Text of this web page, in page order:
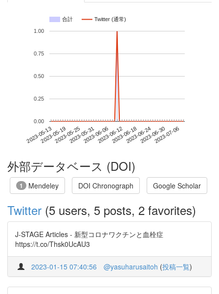
合計 Twitter (通常)
2023-05-132023-05-192023-05-252023-05-312023-06-062023-06-122023-06-182023-06-242023-06-302023-07-06
0.00
0.25
0.50
0.75
1.00
外部データベース (DOI)
1 Mendeley DOI Chronograph Google Scholar
Twitter (5 users, 5 posts, 2 favorites)
J-STAGE Articles - 新型コロナワクチンと血栓症
https://t.co/Thsk0UcAU3
2023-01-15 07:40:56 @yasuharusaitoh (投稿一覧)